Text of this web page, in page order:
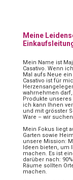
Meine
Mein Name ist
Casativo. Wenn
Mal aufs Neue
Casativo ist für
wahrnehmen
Produkte
ich kann Ihnen
und mit grösster
Ware – wir
Mein Fokus liegt
Garten sowie
unsere Mission:
Ideen bieten, um
machen. Es ist
darüber nach:
Räume sollten
machen.